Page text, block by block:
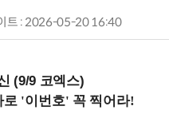
트 : 2026-05-20 16:40
(9/9 코엑스)